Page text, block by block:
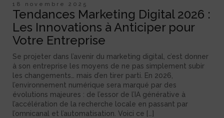
18 novembre 2025
Tendances Marketing Digital 2026 :
Les Innovations à Anticiper pour
Votre Entreprise
Se projeter dans l’avenir du marketing digital, c’est donner
à son entreprise les moyens de ne pas simplement subir
les changements… mais d’en tirer parti. En 2026,
l’environnement numérique sera marqué par des
évolutions majeures : de l’essor de l’IA générative à
l’accélération de la recherche locale en passant par
l’omnicanal et l’automatisation. Voici ce […]